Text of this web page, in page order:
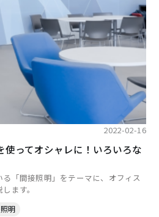
2022-02-16
使ってオシャレに！いろいろな
「間接照明」をテーマに、オフィス
ます。
明